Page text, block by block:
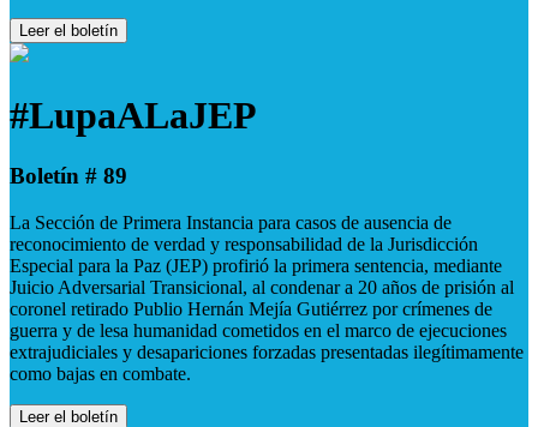
Leer el boletín
#LupaALaJEP
Boletín # 89
La Sección de Primera Instancia para casos de ausencia de
reconocimiento de verdad y responsabilidad de la Jurisdicción
Especial para la Paz (JEP) profirió la primera sentencia, mediante
Juicio Adversarial Transicional, al condenar a 20 años de prisión al
coronel retirado Publio Hernán Mejía Gutiérrez por crímenes de
guerra y de lesa humanidad cometidos en el marco de ejecuciones
extrajudiciales y desapariciones forzadas presentadas ilegítimamente
como bajas en combate.
Leer el boletín